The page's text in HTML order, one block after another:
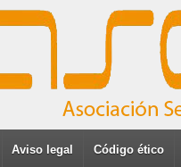
Aviso legal Código ético